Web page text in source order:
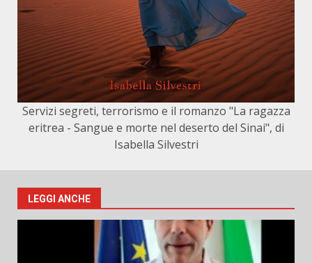
Servizi segreti, terrorismo e il romanzo "La ragazza
eritrea - Sangue e morte nel deserto del Sinai", di
Isabella Silvestri
LEGGI ANCHE